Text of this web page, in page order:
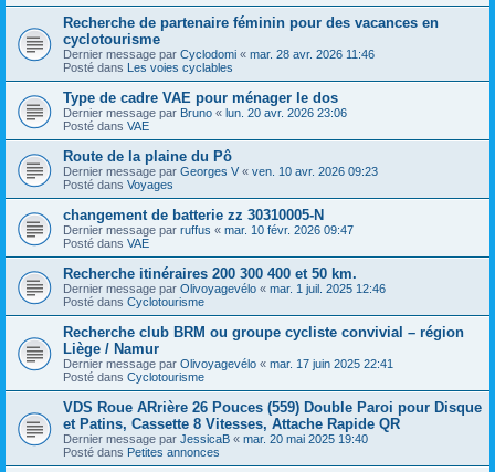
Recherche de partenaire féminin pour des vacances en
cyclotourisme
Dernier message par Cyclodomi « mar. 28 avr. 2026 11:46
Posté dans Les voies cyclables
Type de cadre VAE pour ménager le dos
Dernier message par Bruno « lun. 20 avr. 2026 23:06
Posté dans VAE
Route de la plaine du Pô
Dernier message par Georges V « ven. 10 avr. 2026 09:23
Posté dans Voyages
changement de batterie zz 30310005-N
Dernier message par ruffus « mar. 10 févr. 2026 09:47
Posté dans VAE
Recherche itinéraires 200 300 400 et 50 km.
Dernier message par Olivoyagevélo « mar. 1 juil. 2025 12:46
Posté dans Cyclotourisme
Recherche club BRM ou groupe cycliste convivial – région
Liège / Namur
Dernier message par Olivoyagevélo « mar. 17 juin 2025 22:41
Posté dans Cyclotourisme
VDS Roue ARrière 26 Pouces (559) Double Paroi pour Disque
et Patins, Cassette 8 Vitesses, Attache Rapide QR
Dernier message par JessicaB « mar. 20 mai 2025 19:40
Posté dans Petites annonces